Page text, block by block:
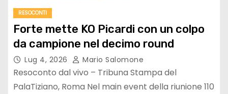
RESOCONTI
Forte mette KO Picardi con un colpo
da campione nel decimo round
Lug 4, 2026 Mario Salomone
Resoconto dal vivo – Tribuna Stampa del
PalaTiziano, Roma Nel main event della riunione 110